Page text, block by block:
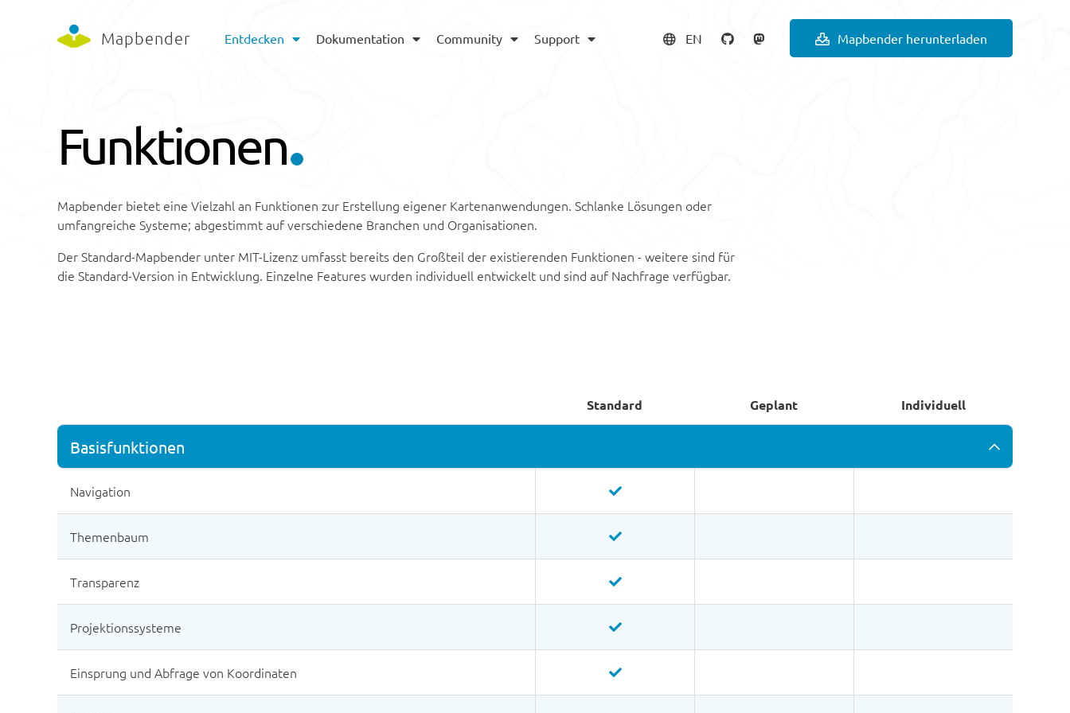
Mapbender Entdecken Dokumentation Community Support EN Mapbender herunterladen
Funktionen
Mapbender bietet eine Vielzahl an Funktionen zur Erstellung eigener Kartenanwendungen. Schlanke Lösungen oder
umfangreiche Systeme; abgestimmt auf verschiedene Branchen und Organisationen.
Der Standard-Mapbender unter MIT-Lizenz umfasst bereits den Großteil der existierenden Funktionen - weitere sind für
die Standard-Version in Entwicklung. Einzelne Features wurden individuell entwickelt und sind auf Nachfrage verfügbar.
Standard Geplant Individuell
Basisfunktionen
Navigation
Themenbaum
Transparenz
Projektionssysteme
Einsprung und Abfrage von Koordinaten